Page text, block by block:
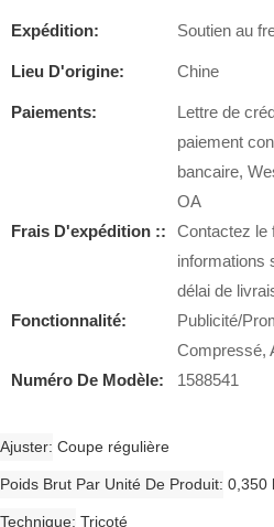
Expédition: Soutien au
Lieu D'origine: Chine
Paiements:
Lettre de
paiement
bancaire,
OA
Frais D'expédition ::
Contactez le
informations
délai de
Fonctionnalité:
Publicité/
Compressé,
Numéro De Modèle:
1588541
Ajuster Coupe régulière
Poids Brut Par Unité De Produit 0,350
Technique Tricoté